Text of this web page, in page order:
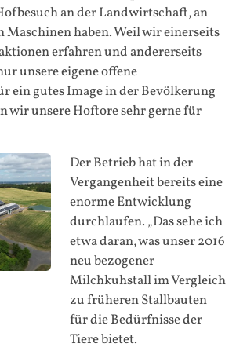
an der Landwirtschaft, an
Maschinen haben. Weil wir einerseits
erfahren und andererseits
unsere eigene offene
ein gutes Image in der Bevölkerung
wir unsere Hoftore sehr gerne für
Der Betrieb hat in der
Vergangenheit bereits eine
enorme Entwicklung
durchlaufen. „Das sehe ich
etwa daran, was unser 2016
neu bezogener
Milchkuhstall im Vergleich
zu früheren Stallbauten
für die Bedürfnisse der
Tiere bietet.